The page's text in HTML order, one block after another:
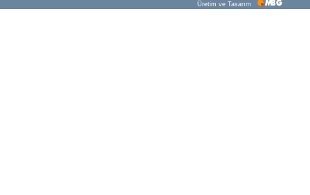
Üretim ve Tasarım